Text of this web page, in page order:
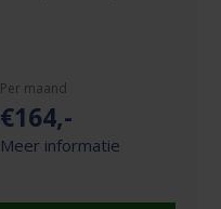
Per maand
€164,-
Meer informatie